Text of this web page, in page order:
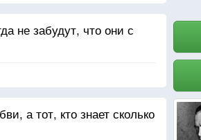
не забудут, что они с
а тот, кто знает сколько